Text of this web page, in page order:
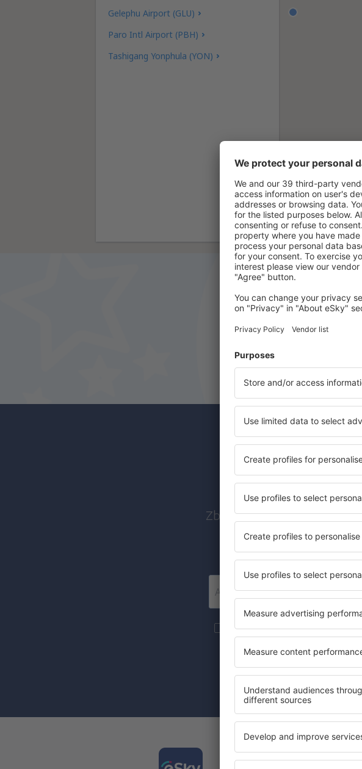
Gelephu Airport (GLU)
Paro Intl Airport (PBH)
Tashigang Yonphula (YON)
Abonații la
Zboruri ieftine, city break-
Trimitem doar
Mai multe călătorii la prețuri
materiale informaționale (sub formă
furnizat-o.
Prin bifarea căsuței de mai sus,
Descarcă